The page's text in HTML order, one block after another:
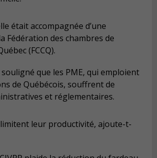
était accompagnée d’une
Fédération des chambres de
(FCCQ).
que les PME, qui emploient
de Québécois, souffrent de
et réglementaires.
leur productivité, ajoute-t-